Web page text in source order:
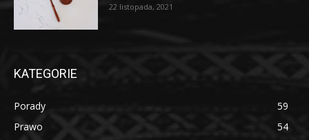
22 listopada, 2021
KATEGORIE
Porady
59
Prawo
54